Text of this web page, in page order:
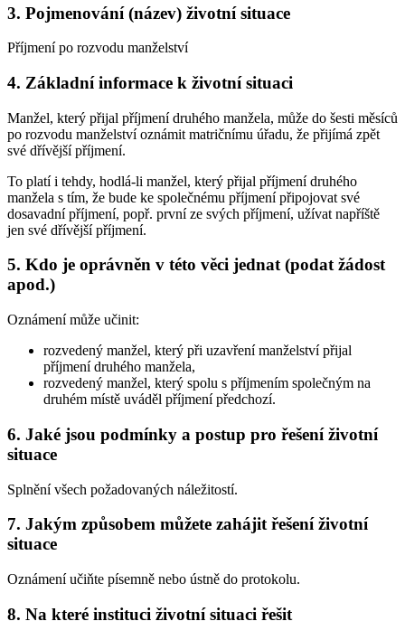
3. Pojmenování (název) životní situace
Příjmení po rozvodu manželství
4. Základní informace k životní situaci
Manžel, který přijal příjmení druhého manžela, může do šesti měsíců
po rozvodu manželství oznámit matričnímu úřadu, že přijímá zpět
své dřívější příjmení.
To platí i tehdy, hodlá-li manžel, který přijal příjmení druhého
manžela s tím, že bude ke společnému příjmení připojovat své
dosavadní příjmení, popř. první ze svých příjmení, užívat napříště
jen své dřívější příjmení.
5. Kdo je oprávněn v této věci jednat (podat žádost
apod.)
Oznámení může učinit:
rozvedený manžel, který při uzavření manželství přijal
příjmení druhého manžela,
rozvedený manžel, který spolu s příjmením společným na
druhém místě uváděl příjmení předchozí.
6. Jaké jsou podmínky a postup pro řešení životní
situace
Splnění všech požadovaných náležitostí.
7. Jakým způsobem můžete zahájit řešení životní
situace
Oznámení učiňte písemně nebo ústně do protokolu.
8. Na které instituci životní situaci řešit